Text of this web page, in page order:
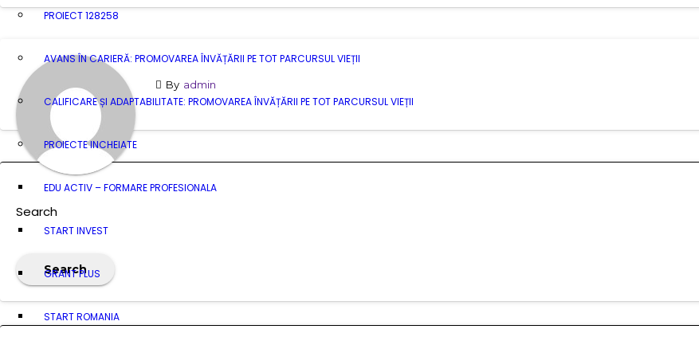
PROIECT 128258
AVANS ÎN CARIERĂ: PROMOVAREA ÎNVĂȚĂRII PE TOT PARCURSUL VIEȚII
CALIFICARE ȘI ADAPTABILITATE: PROMOVAREA ÎNVĂȚĂRII PE TOT PARCURSUL VIEȚII
PROIECTE INCHEIATE
EDU ACTIV – FORMARE PROFESIONALA
START INVEST
GRANT PLUS
START ROMANIA
By admin
Search
Search